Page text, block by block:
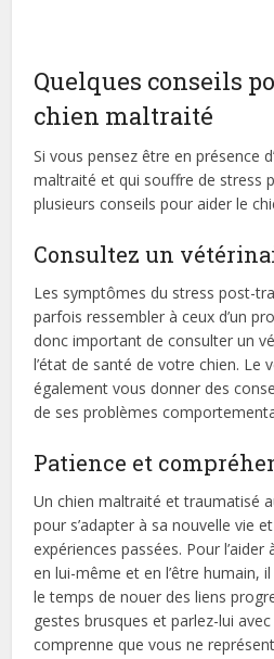
Quelques conseils
chien maltraité
Si vous pensez être en présence
maltraité et qui souffre de stress
plusieurs conseils pour aider le
Consultez un
Les symptômes du stress post-
parfois ressembler à ceux d’un
donc important de consulter un
l’état de santé de votre chien. Le
également vous donner des
de ses problèmes
Patience et
Un chien maltraité et traumatisé
pour s’adapter à sa nouvelle vie
expériences passées. Pour
en lui-même et en l’être humain,
le temps de nouer des liens
gestes brusques et parlez-lui avec
comprenne que vous ne